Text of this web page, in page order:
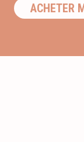
ACHETER